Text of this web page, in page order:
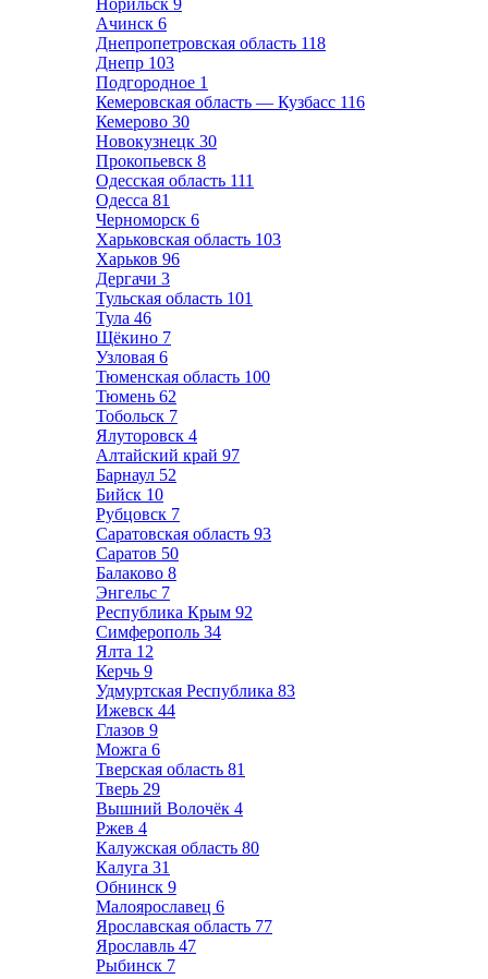
Норильск 9
Ачинск 6
Днепропетровская область 118
Днепр 103
Подгородное 1
Кемеровская область — Кузбасс 116
Кемерово 30
Новокузнецк 30
Прокопьевск 8
Одесская область 111
Одесса 81
Черноморск 6
Харьковская область 103
Харьков 96
Дергачи 3
Тульская область 101
Тула 46
Щёкино 7
Узловая 6
Тюменская область 100
Тюмень 62
Тобольск 7
Ялуторовск 4
Алтайский край 97
Барнаул 52
Бийск 10
Рубцовск 7
Саратовская область 93
Саратов 50
Балаково 8
Энгельс 7
Республика Крым 92
Симферополь 34
Ялта 12
Керчь 9
Удмуртская Республика 83
Ижевск 44
Глазов 9
Можга 6
Тверская область 81
Тверь 29
Вышний Волочёк 4
Ржев 4
Калужская область 80
Калуга 31
Обнинск 9
Малоярославец 6
Ярославская область 77
Ярославль 47
Рыбинск 7